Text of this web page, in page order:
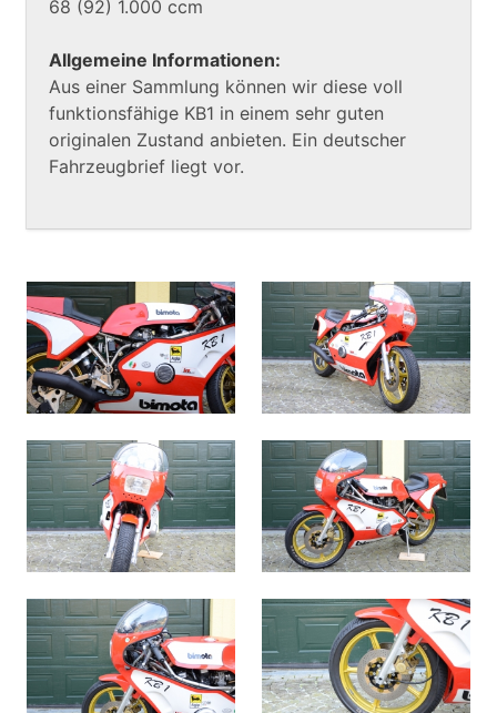
68 (92) 1.000 ccm
Allgemeine Informationen:
Aus einer Sammlung können wir diese voll
funktionsfähige KB1 in einem sehr guten
originalen Zustand anbieten. Ein deutscher
Fahrzeugbrief liegt vor.